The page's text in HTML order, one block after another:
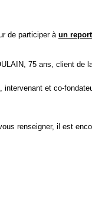
de participer à un
75 ans, client de
, intervenant et co-
renseigner, il est